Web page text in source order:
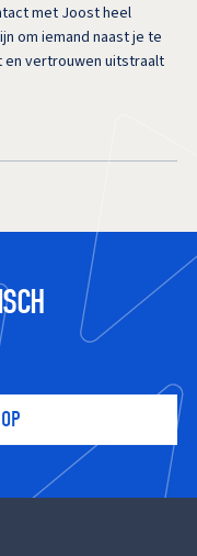
met Joost heel
om iemand naast je te
en vertrouwen uitstraalt